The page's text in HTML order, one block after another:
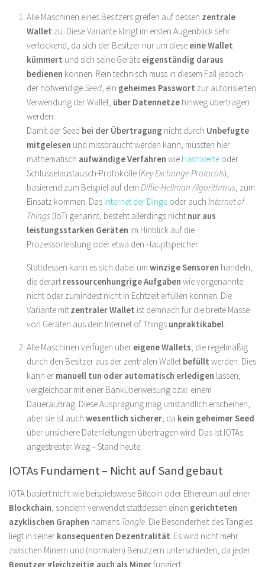
Alle Maschinen eines Besitzers greifen auf dessen zentrale
Wallet zu. Diese Variante klingt im ersten Augenblick sehr
verlockend, da sich der Besitzer nur um diese eine Wallet
kümmert und sich seine Geräte eigenständig daraus
bedienen können. Rein technisch muss in diesem Fall jedoch
der notwendigeSeed, ein geheimes Passwort zur autorisierten
Verwendung der Wallet, über Datennetze hinweg übertragen
werden.
Damit der Seed bei der Übertragung nicht durch Unbefugte
mitgelesen und missbraucht werden kann, müssten hier
mathematisch aufwändige Verfahren wie Hashwerte oder
Schlüsselaustausch-Protokolle (Key Exchange Protocols),
basierend zum Beispiel auf dem Diffie-Hellman-Algorithmus, zum
Einsatz kommen. Das Internet der Dinge oder auch Internet of
Things (IoT) genannt, besteht allerdings nicht nur aus
leistungsstarken Geräten im Hinblick auf die
Prozessorleistung oder etwa den Hauptspeicher.
Stattdessen kann es sich dabei um winzige Sensoren handeln,
die derart ressourcenhungrige Aufgaben wie vorgenannte
nicht oder zumindest nicht in Echtzeit erfüllen können. Die
Variante mit zentraler Wallet ist demnach für die breite Masse
von Geräten aus dem Internet of Things unpraktikabel.
Alle Maschinen verfügen über eigene Wallets, die regelmäßig
durch den Besitzer aus der zentralen Wallet befüllt werden. Dies
kann er manuell tun oder automatisch erledigen lassen,
vergleichbar mit einer Banküberweisung bzw. einem
Dauerauftrag. Diese Ausprägung mag umständlich erscheinen,
aber sie ist auch wesentlich sicherer, da kein geheimer Seed
über unsichere Datenleitungen übertragen wird. Das ist IOTAs
angestrebter Weg – Stand heute.
IOTAs Fundament – Nicht auf Sand gebaut
IOTA basiert nicht wie beispielsweise Bitcoin oder Ethereum auf einer
Blockchain, sondern verwendet stattdessen einen gerichteten
azyklischen Graphen namens Tangle. Die Besonderheit des Tangles
liegt in seiner konsequenten Dezentralität. Es wird nicht mehr
zwischen Minern und (normalen) Benutzern unterschieden, da jeder
Benutzer gleichzeitig auch als Minerfungiert.